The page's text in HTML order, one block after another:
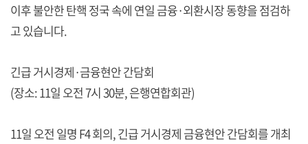
이후 불안한 탄핵 정국 속에 연일 금융·외환시장 동향을 점검하
고 있습니다.
긴급 거시경제·금융현안 간담회
(장소: 11일 오전 7시 30분, 은행연합회관)
11일 오전 일명 F4 회의, 긴급 거시경제 금융현안 간담회를 개최